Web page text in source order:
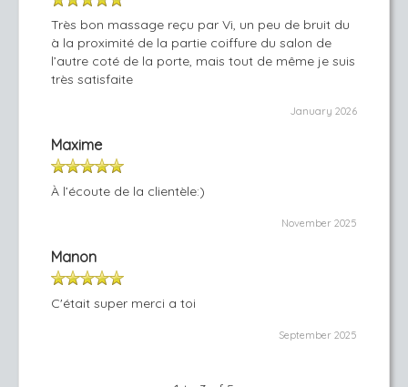
Très bon massage reçu par Vi, un peu de bruit du
à la proximité de la partie coiffure du salon de
l’autre coté de la porte, mais tout de même je suis
très satisfaite
January 2026
Maxime
À l’écoute de la clientèle:)
November 2025
Manon
C'était super merci a toi
September 2025